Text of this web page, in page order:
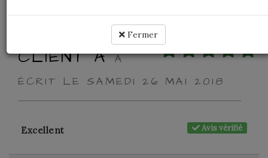
CLIENT A A
ÉCRIT LE SAMEDI 26 MAI 2018
Avis vérifié
Excellent
Fermer